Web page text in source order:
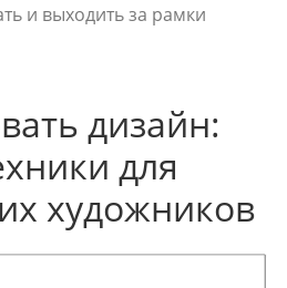
и выходить за рамки
дизайн:
для
художников